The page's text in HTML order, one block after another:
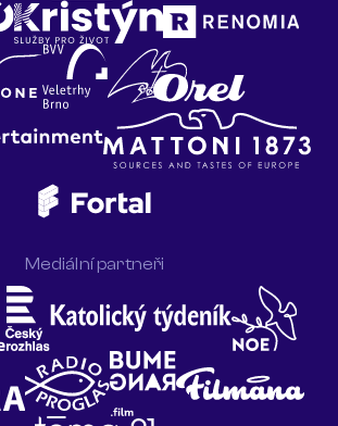
Mediální partneři